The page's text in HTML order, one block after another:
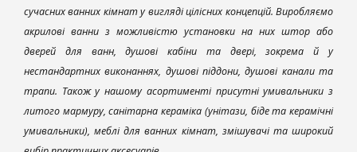
сучасних ванних кімнат у вигляді цілісних концепцій. Виробляємо
акрилові ванни з можливістю установки на них штор або
дверей для ванн, душові кабіни та двері, зокрема й у
нестандартних виконаннях, душові піддони, душові канали та
трапи. Також у нашому асортименті присутні умивальники з
литого мармуру, санітарна кераміка (унітази, біде та керамічні
умивальники), меблі для ванних кімнат, змішувачі та широкий